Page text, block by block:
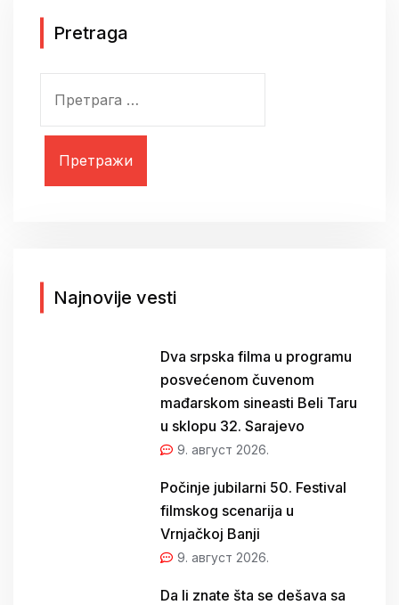
Pretraga
е
:
Najnovije vesti
Dva srpska filma u programu
posvećenom čuvenom
mađarskom sineasti Beli Taru
u sklopu 32. Sarajevo
9. август 2026.
Počinje jubilarni 50. Festival
filmskog scenarija u
Vrnjačkoj Banji
9. август 2026.
Da li znate šta se dešava sa